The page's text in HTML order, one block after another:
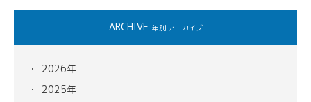
ARCHIVE 年別 アーカイブ
2026年
2025年